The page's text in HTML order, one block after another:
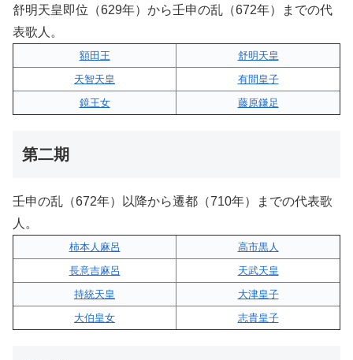
舒明天皇即位（629年）から壬申の乱（672年）までの代
表歌人。
額田王
舒明天皇
天智天皇
有間皇子
鏡王女
藤原鎌足
第二期
壬申の乱（672年）以降から遷都（710年）までの代表歌
人。
柿本人麻呂
高市黒人
長意吉麻呂
天武天皇
持統天皇
大津皇子
大伯皇女
志貴皇子